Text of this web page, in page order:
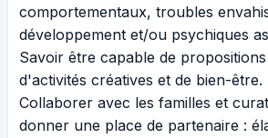
comportementaux, troubles
développement et/ou psychiques
Savoir être capable de
d'activités créatives et de bien-être.
Collaborer avec les familles et
donner une place de partenaire :